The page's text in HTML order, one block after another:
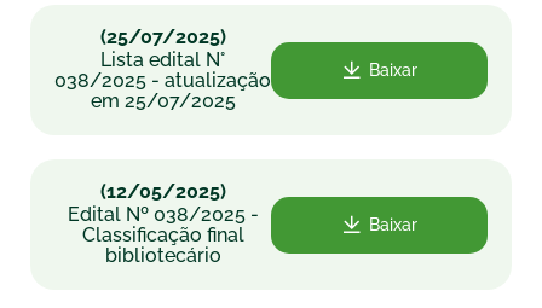
(25/07/2025)
Lista edital N°
038/2025 - atualização
em 25/07/2025
Baixar
(12/05/2025)
Edital Nº 038/2025 -
Classificação final
bibliotecário
Baixar